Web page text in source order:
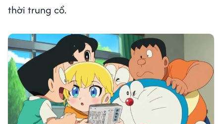
thời trung cổ.